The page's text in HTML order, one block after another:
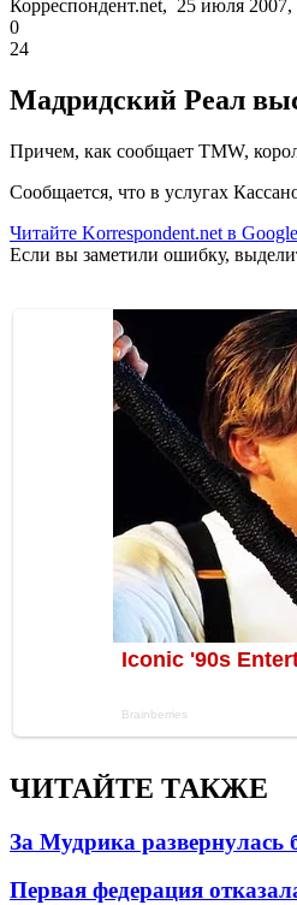
Корреспондент.net, 25 июля 2007,
0
24
Мадридский Реал
Причем, как сообщает TMW,
Сообщается, что в услугах
Читайте Korrespondent.net в
Если вы заметили ошибку,
ЧИТАЙТЕ ТАКЖЕ
За Мудрика
Первая федерация